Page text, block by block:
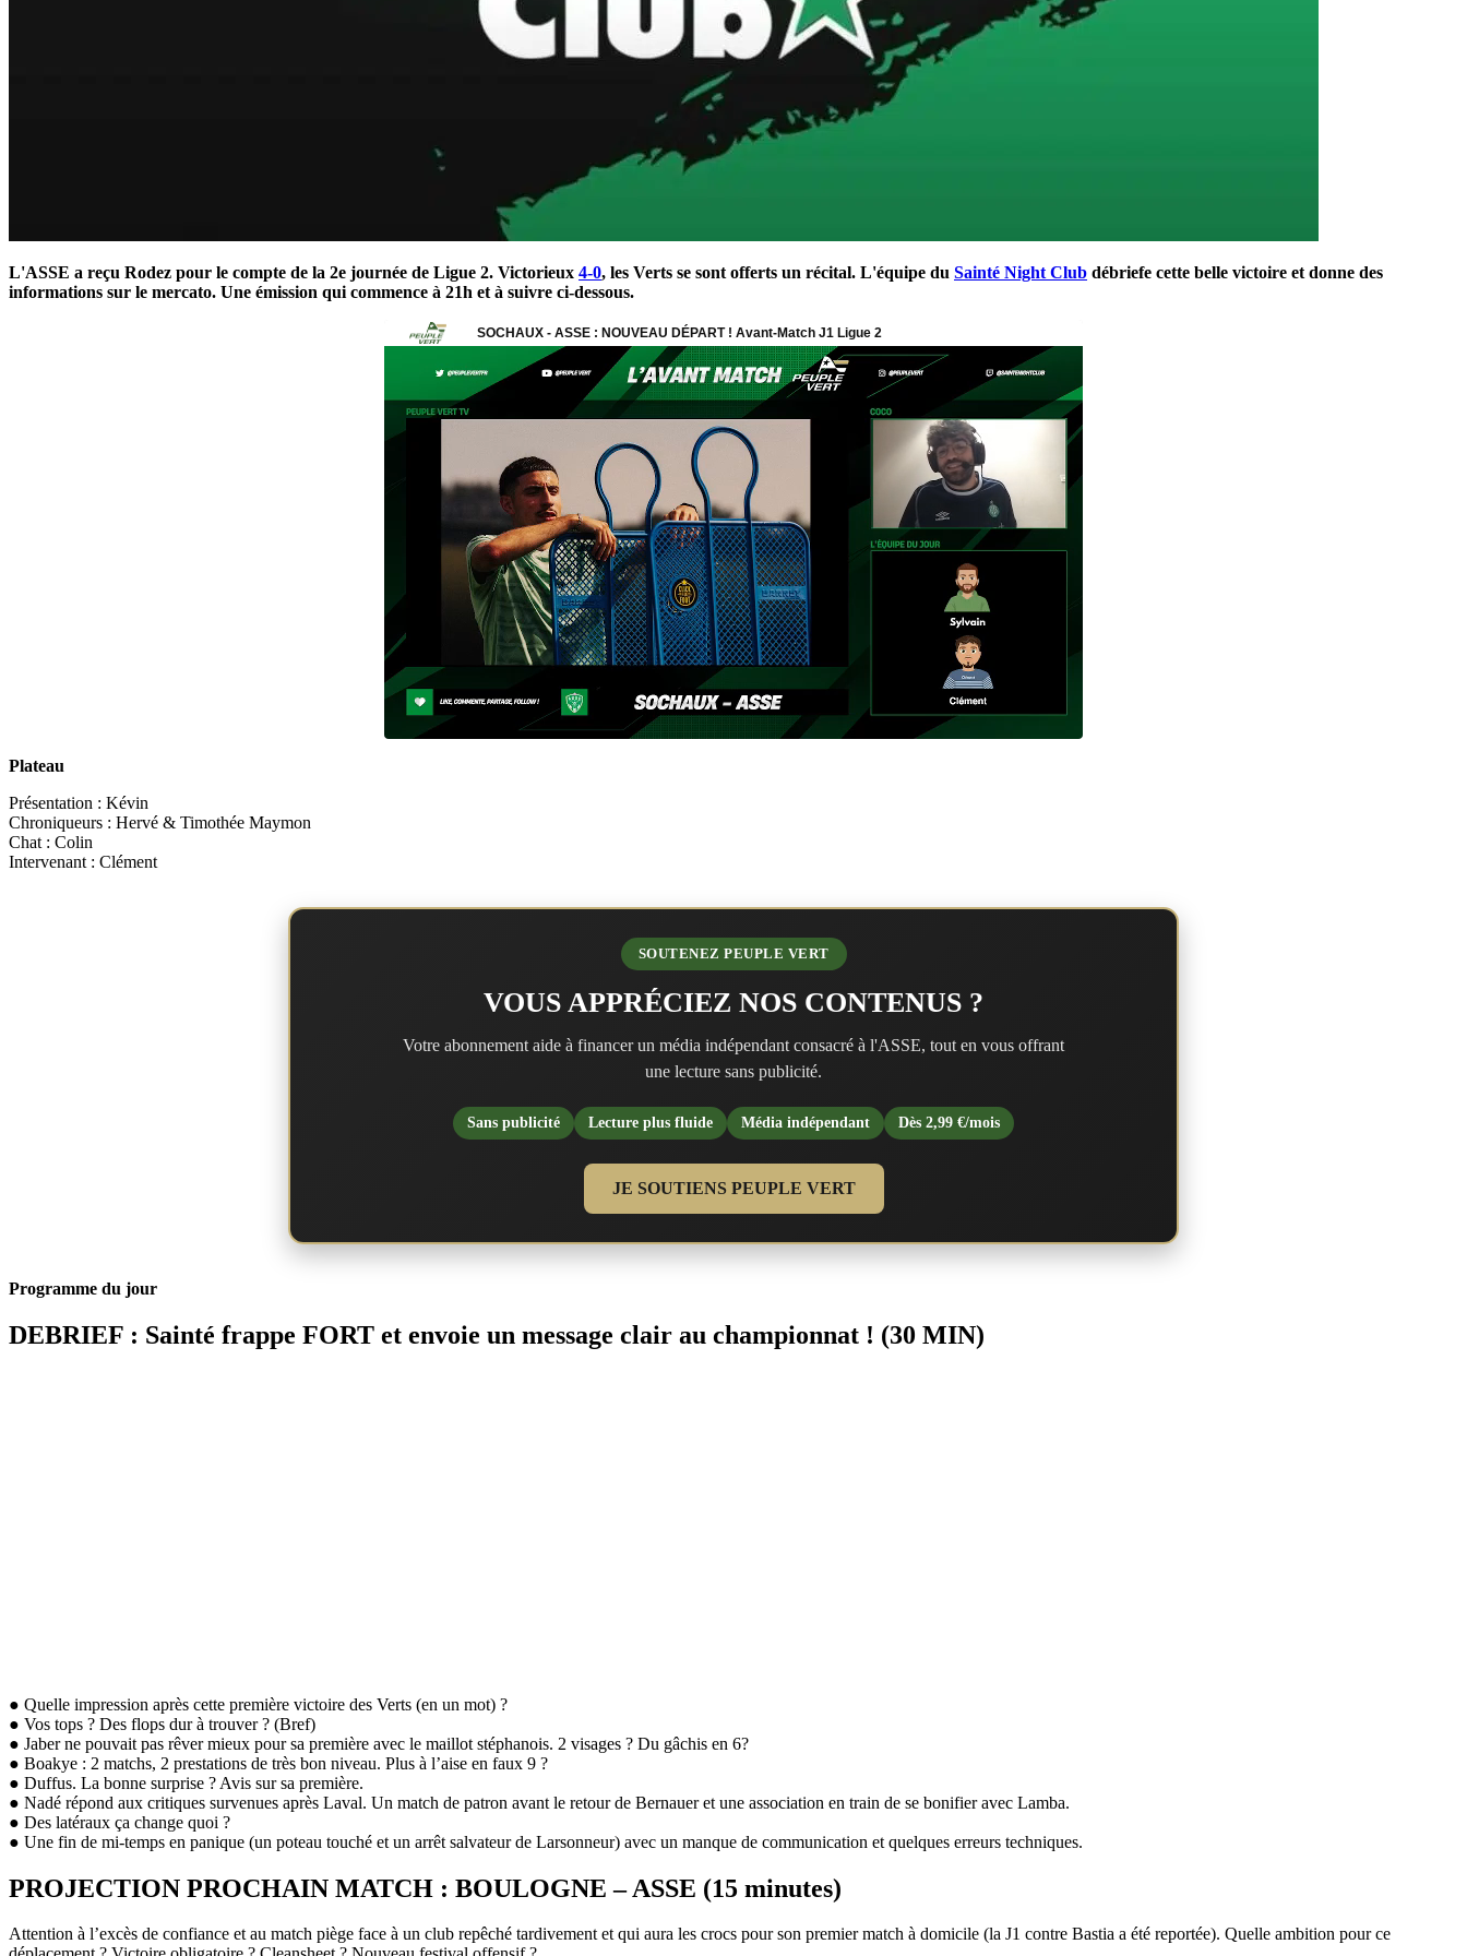
L'ASSE a reçu Rodez pour le compte de la 2e journée de Ligue 2. Victorieux 4-0, les Verts se sont offerts un récital. L'équipe du Sainté Night Club débriefe cette belle victoire et donne des
informations sur le mercato. Une émission qui commence à 21h et à suivre ci-dessous.
Plateau
Présentation : Kévin
Chroniqueurs : Hervé & Timothée Maymon
Chat : Colin
Intervenant : Clément
SOUTENEZ PEUPLE VERT
VOUS APPRÉCIEZ NOS CONTENUS ?
Votre abonnement aide à financer un média indépendant consacré à l'ASSE, tout en vous offrant
une lecture sans publicité.
Sans publicité Lecture plus fluide Média indépendant Dès 2,99 €/mois
JE SOUTIENS PEUPLE VERT
Programme du jour
DEBRIEF : Sainté frappe FORT et envoie un message clair au championnat ! (30 MIN)
● Quelle impression après cette première victoire des Verts (en un mot) ?
● Vos tops ? Des flops dur à trouver ? (Bref)
● Jaber ne pouvait pas rêver mieux pour sa première avec le maillot stéphanois. 2 visages ? Du gâchis en 6?
● Boakye : 2 matchs, 2 prestations de très bon niveau. Plus à l’aise en faux 9 ?
● Duffus. La bonne surprise ? Avis sur sa première.
● Nadé répond aux critiques survenues après Laval. Un match de patron avant le retour de Bernauer et une association en train de se bonifier avec Lamba.
● Des latéraux ça change quoi ?
● Une fin de mi-temps en panique (un poteau touché et un arrêt salvateur de Larsonneur) avec un manque de communication et quelques erreurs techniques.
PROJECTION PROCHAIN MATCH : BOULOGNE – ASSE (15 minutes)
Attention à l’excès de confiance et au match piège face à un club repêché tardivement et qui aura les crocs pour son premier match à domicile (la J1 contre Bastia a été reportée). Quelle ambition pour ce